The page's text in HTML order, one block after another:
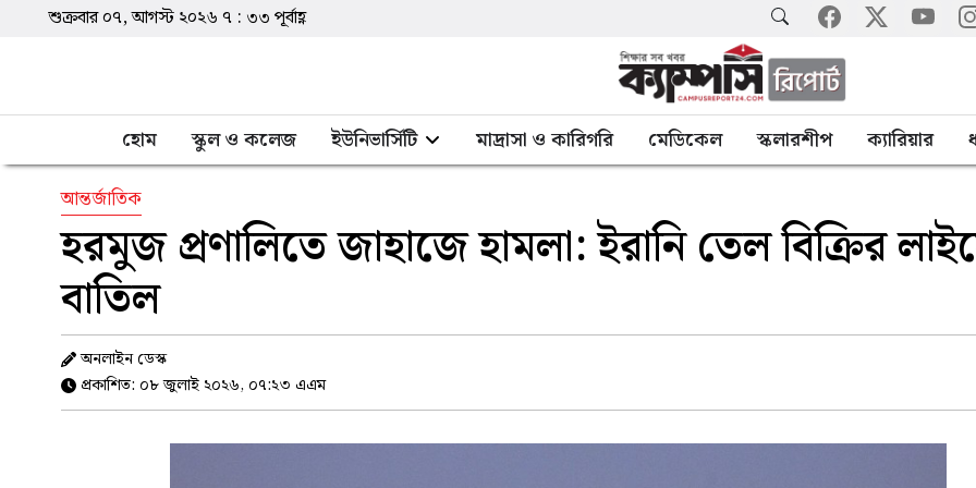
শুক্রবার ০৭, আগস্ট ২০২৬ ৭ : ৩৩ পূর্বাহ্ণ
হোম স্কুল ও কলেজ ইউনিভার্সিটি মাদ্রাসা ও কারিগরি মেডিকেল স্কলারশীপ ক্যারিয়ার
আন্তর্জাতিক
হরমুজ প্রণালিতে জাহাজে হামলা: ইরানি তেল বিক্রির
বাতিল
অনলাইন ডেস্ক
প্রকাশিত: ০৮ জুলাই ২০২৬, ০৭:২৩ এএম